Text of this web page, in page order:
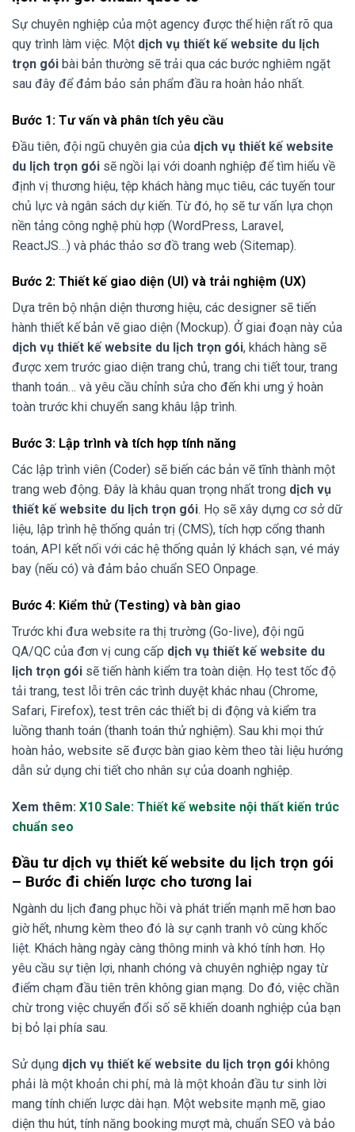
Sự chuyên nghiệp của một agency được thể hiện rất rõ qua
quy trình làm việc. Một dịch vụ thiết kế website du lịch
trọn gói bài bản thường sẽ trải qua các bước nghiêm ngặt
sau đây để đảm bảo sản phẩm đầu ra hoàn hảo nhất.
Bước 1: Tư vấn và phân tích yêu cầu
Đầu tiên, đội ngũ chuyên gia của dịch vụ thiết kế website
du lịch trọn gói sẽ ngồi lại với doanh nghiệp để tìm hiểu về
định vị thương hiệu, tệp khách hàng mục tiêu, các tuyến tour
chủ lực và ngân sách dự kiến. Từ đó, họ sẽ tư vấn lựa chọn
nền tảng công nghệ phù hợp (WordPress, Laravel,
ReactJS…) và phác thảo sơ đồ trang web (Sitemap).
Bước 2: Thiết kế giao diện (UI) và trải nghiệm (UX)
Dựa trên bộ nhận diện thương hiệu, các designer sẽ tiến
hành thiết kế bản vẽ giao diện (Mockup). Ở giai đoạn này của
dịch vụ thiết kế website du lịch trọn gói, khách hàng sẽ
được xem trước giao diện trang chủ, trang chi tiết tour, trang
thanh toán… và yêu cầu chỉnh sửa cho đến khi ưng ý hoàn
toàn trước khi chuyển sang khâu lập trình.
Bước 3: Lập trình và tích hợp tính năng
Các lập trình viên (Coder) sẽ biến các bản vẽ tĩnh thành một
trang web động. Đây là khâu quan trọng nhất trong dịch vụ
thiết kế website du lịch trọn gói. Họ sẽ xây dựng cơ sở dữ
liệu, lập trình hệ thống quản trị (CMS), tích hợp cổng thanh
toán, API kết nối với các hệ thống quản lý khách sạn, vé máy
bay (nếu có) và đảm bảo chuẩn SEO Onpage.
Bước 4: Kiểm thử (Testing) và bàn giao
Trước khi đưa website ra thị trường (Go-live), đội ngũ
QA/QC của đơn vị cung cấp dịch vụ thiết kế website du
lịch trọn gói sẽ tiến hành kiểm tra toàn diện. Họ test tốc độ
tải trang, test lỗi trên các trình duyệt khác nhau (Chrome,
Safari, Firefox), test trên các thiết bị di động và kiểm tra
luồng thanh toán (thanh toán thử nghiệm). Sau khi mọi thứ
hoàn hảo, website sẽ được bàn giao kèm theo tài liệu hướng
dẫn sử dụng chi tiết cho nhân sự của doanh nghiệp.
Xem thêm: X10 Sale: Thiết kế website nội thất kiến trúc
chuẩn seo
Đầu tư dịch vụ thiết kế website du lịch trọn gói
– Bước đi chiến lược cho tương lai
Ngành du lịch đang phục hồi và phát triển mạnh mẽ hơn bao
giờ hết, nhưng kèm theo đó là sự cạnh tranh vô cùng khốc
liệt. Khách hàng ngày càng thông minh và khó tính hơn. Họ
yêu cầu sự tiện lợi, nhanh chóng và chuyên nghiệp ngay từ
điểm chạm đầu tiên trên không gian mạng. Do đó, việc chần
chừ trong việc chuyển đổi số sẽ khiến doanh nghiệp của bạn
bị bỏ lại phía sau.
Sử dụng dịch vụ thiết kế website du lịch trọn gói không
phải là một khoản chi phí, mà là một khoản đầu tư sinh lời
mang tính chiến lược dài hạn. Một website mạnh mẽ, giao
diện thu hút, tính năng booking mượt mà, chuẩn SEO và bảo